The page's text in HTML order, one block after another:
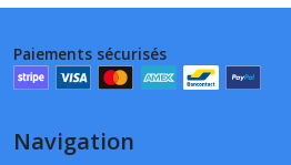
Paiements sécurisés
Navigation